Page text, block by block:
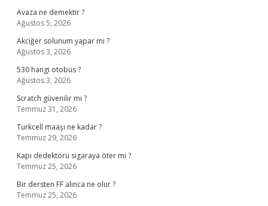
Avaza ne demektir ?
Ağustos 5, 2026
Akciğer solunum yapar mı ?
Ağustos 3, 2026
530 hangi otobüs ?
Ağustos 3, 2026
Scratch güvenilir mi ?
Temmuz 31, 2026
Turkcell maaşı ne kadar ?
Temmuz 29, 2026
Kapı dedektörü sigaraya öter mi ?
Temmuz 25, 2026
Bir dersten FF alınca ne olur ?
Temmuz 25, 2026